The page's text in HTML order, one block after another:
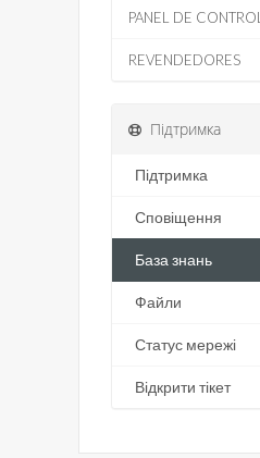
PANEL DE CONTROL
REVENDEDORES
Підтримка
Підтримка
Сповіщення
База знань
Файли
Статус мережі
Відкрити тікет